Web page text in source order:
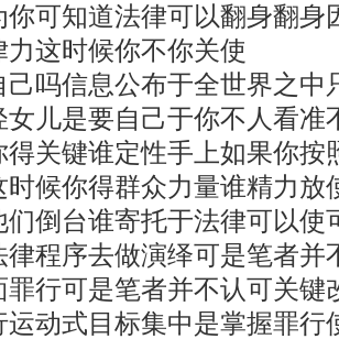
你可知道法律可以翻身翻身
力这时候你不你关使
己吗信息公布于全世界之中
女儿是要自己于你不人看准
得关键谁定性手上如果你
时候你得群众力量谁精力放
们倒台谁寄托于法律可以使
律程序去做演绎可是笔者并
罪行可是笔者并不认可关键
运动式目标集中是掌握罪行